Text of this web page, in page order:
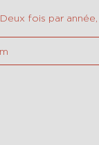
Deux fois par